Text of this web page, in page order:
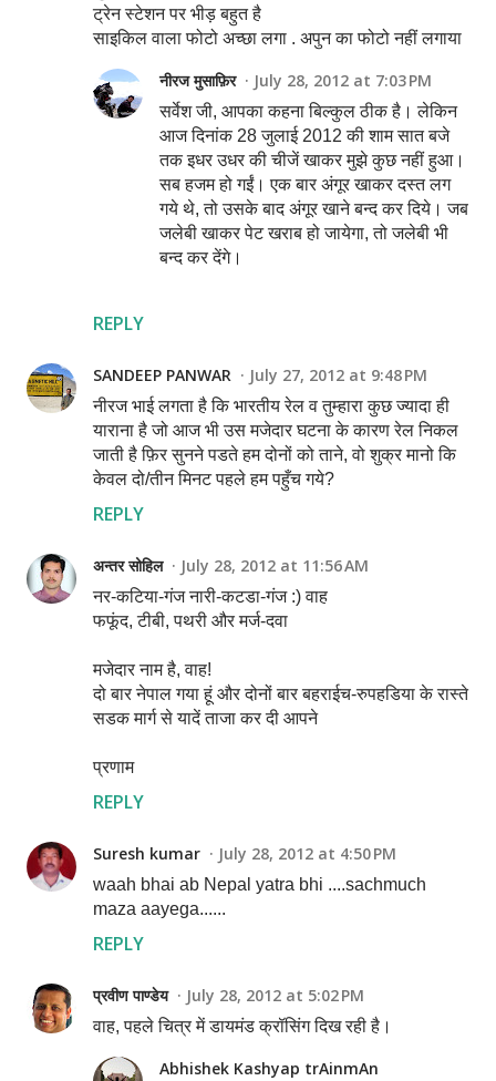
ट्रेन स्टेशन पर भीड़ बहुत है
साइकिल वाला फोटो अच्छा लगा . अपुन का फोटो नहीं लगाया
REPLY
नीरज मुसाफ़िर July 28, 2012 at 7:03 PM
सर्वेश जी, आपका कहना बिल्कुल ठीक है। लेकिन
आज दिनांक 28 जुलाई 2012 की शाम सात बजे
तक इधर उधर की चीजें खाकर मुझे कुछ नहीं हुआ।
सब हजम हो गईं। एक बार अंगूर खाकर दस्त लग
गये थे, तो उसके बाद अंगूर खाने बन्द कर दिये। जब
जलेबी खाकर पेट खराब हो जायेगा, तो जलेबी भी
बन्द कर देंगे।
SANDEEP PANWAR July 27, 2012 at 9:48 PM
नीरज भाई लगता है कि भारतीय रेल व तुम्हारा कुछ ज्यादा ही
याराना है जो आज भी उस मजेदार घटना के कारण रेल निकल
जाती है फ़िर सुनने पडते हम दोनों को ताने, वो शुक्र मानो कि
केवल दो/तीन मिनट पहले हम पहुँच गये?
REPLY
अन्तर सोहिल July 28, 2012 at 11:56 AM
नर-कटिया-गंज नारी-कटडा-गंज :) वाह
फफूंद, टीबी, पथरी और मर्ज-दवा
मजेदार नाम है, वाह!
दो बार नेपाल गया हूं और दोनों बार बहराईच-रुपहडिया के रास्ते
सडक मार्ग से यादें ताजा कर दी आपने
प्रणाम
REPLY
Suresh kumar July 28, 2012 at 4:50 PM
waah bhai ab Nepal yatra bhi ....sachmuch
maza aayega......
REPLY
प्रवीण पाण्डेय July 28, 2012 at 5:02 PM
वाह, पहले चित्र में डायमंड क्रॉसिंग दिख रही है।
Abhishek Kashyap trAinmAn